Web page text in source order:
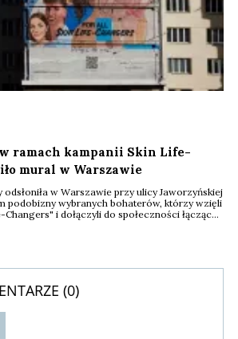
ramach kampanii Skin Life-
mural w Warszawie
w Warszawie przy ulicy Jaworzyńskiej
podobizny wybranych bohaterów, którzy wzięli
i dołączyli do społeczności łączącej
(0)